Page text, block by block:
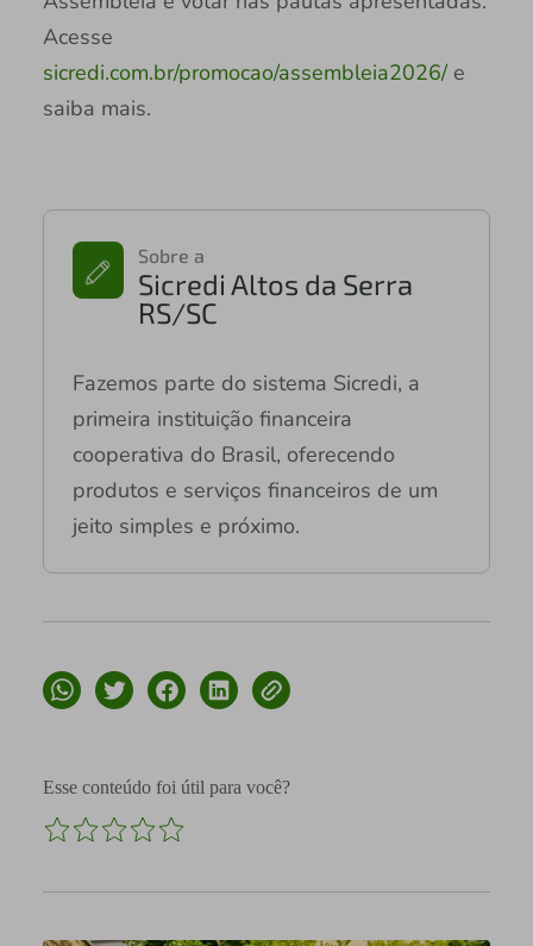
Acesse
sicredi.com.br/promocao/assembleia2026/e
saiba mais.
Sobre a
Sicredi Altos da Serra
RS/SC
Fazemos parte do sistema Sicredi, a
primeira instituição financeira
cooperativa do Brasil, oferecendo
produtos e serviços financeiros de um
jeito simples e próximo.
Esse conteúdo foi útil para você?